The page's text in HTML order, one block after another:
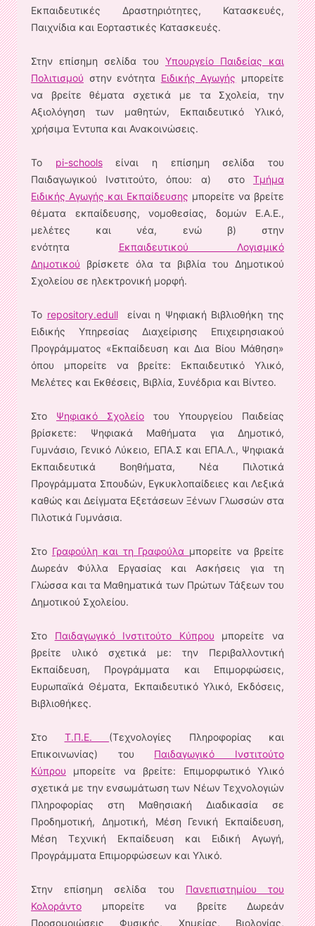
Εκπαιδευτικές Δραστηριότητες, Κατασκευές,
Παιχνίδια και Εορταστικές Κατασκευές.
Στην επίσημη σελίδα του Υπουργείο Παιδείας και
Πολιτισμού στην ενότητα Ειδικής Αγωγής μπορείτε
να βρείτε θέματα σχετικά με τα Σχολεία, την
Αξιολόγηση των μαθητών, Εκπαιδευτικό Υλικό,
χρήσιμα Έντυπα και Ανακοινώσεις.
To pi-schoolsείναι η επίσημη σελίδα του
Παιδαγωγικού Ινστιτούτο, όπου: α) στο Τμήμα
Ειδικής Αγωγής και Εκπαίδευσης μπορείτε να βρείτε
θέματα εκπαίδευσης, νομοθεσίας, δομών Ε.Α.Ε.,
μελέτες και νέα, ενώ β) στην
ενότητα Εκπαιδευτικού Λογισμικό
Δημοτικού βρίσκετε όλα τα βιβλία του Δημοτικού
Σχολείου σε ηλεκτρονική μορφή.
Το repository.edullείναι η Ψηφιακή Βιβλιοθήκη της
Ειδικής Υπηρεσίας Διαχείρισης Επιχειρησιακού
Προγράμματος «Εκπαίδευση και Δια Βίου Μάθηση»
όπου μπορείτε να βρείτε: Εκπαιδευτικό Υλικό,
Μελέτες και Εκθέσεις, Βιβλία, Συνέδρια και Βίντεο.
Στο Ψηφιακό Σχολείο του Υπουργείου Παιδείας
βρίσκετε: Ψηφιακά Μαθήματα για Δημοτικό,
Γυμνάσιο, Γενικό Λύκειο, ΕΠΑ.Σ και ΕΠΑ.Λ., Ψηφιακά
Εκπαιδευτικά Βοηθήματα, Νέα Πιλοτικά
Προγράμματα Σπουδών, Εγκυκλοπαίδειες και Λεξικά
καθώς και Δείγματα Εξετάσεων Ξένων Γλωσσών στα
Πιλοτικά Γυμνάσια.
Στο Γραφούλη και τη Γραφούλα μπορείτε να βρείτε
Δωρεάν Φύλλα Εργασίας και Ασκήσεις για τη
Γλώσσα και τα Μαθηματικά των Πρώτων Τάξεων του
Δημοτικού Σχολείου.
Στο Παιδαγωγικό Ινστιτούτο Κύπρου μπορείτε να
βρείτε υλικό σχετικά με: την Περιβαλλοντική
Εκπαίδευση, Προγράμματα και Επιμορφώσεις,
Ευρωπαϊκά Θέματα, Εκπαιδευτικό Υλικό, Εκδόσεις,
Βιβλιοθήκες.
Στο Τ.Π.Ε. (Τεχνολογίες Πληροφορίας και
Επικοινωνίας) του Παιδαγωγικό Ινστιτούτο
Κύπρου μπορείτε να βρείτε: Επιμορφωτικό Υλικό
σχετικά με την ενσωμάτωση των Νέων Τεχνολογιών
Πληροφορίας στη Μαθησιακή Διαδικασία σε
Προδημοτική, Δημοτική, Μέση Γενική Εκπαίδευση,
Μέση Τεχνική Εκπαίδευση και Ειδική Αγωγή,
Προγράμματα Επιμορφώσεων και Υλικό.
Στην επίσημη σελίδα του Πανεπιστημίου του
Κολοράντο μπορείτε να βρείτε Δωρεάν
Προσομοιώσεις Φυσικής, Χημείας, Βιολογίας,